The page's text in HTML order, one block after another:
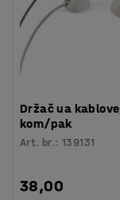
udobnost.
strane. Tako se
se guranje kolica
Držač ua
kom/pak
Art. br.:139131
38,00